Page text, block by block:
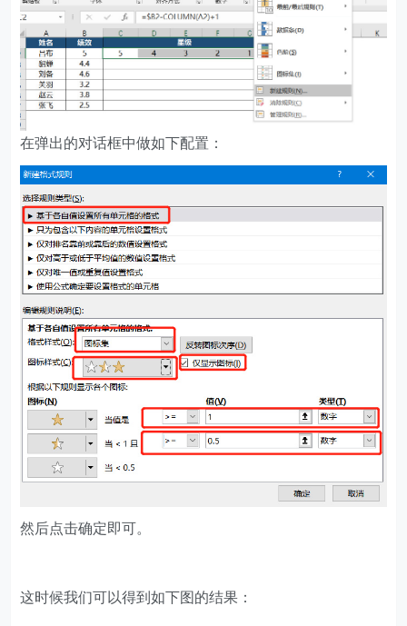
在弹出的对话框中做如下配置：
然后点击确定即可。
这时候我们可以得到如下图的结果：